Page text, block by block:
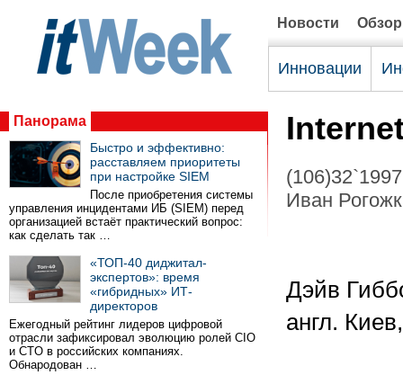
Новости
Инновации
Панорама
Быстро и эффективно:
расставляем приоритеты
при настройке SIEM
После приобретения системы
управления инцидентами ИБ (SIEM) перед
организацией встаёт практический вопрос:
как сделать так …
«ТОП-40 диджитал-
экспертов»: время
«гибридных» ИТ-
директоров
Ежегодный рейтинг лидеров цифровой
отрасли зафиксировал эволюцию ролей CIO
и CTO в российских компаниях.
Обнародован …
(106)32`1997
Иван
Дэйв
англ.